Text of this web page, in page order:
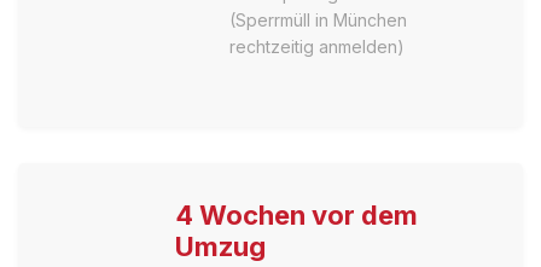
(Sperrmüll in München
rechtzeitig anmelden)
4 Wochen vor dem
Umzug